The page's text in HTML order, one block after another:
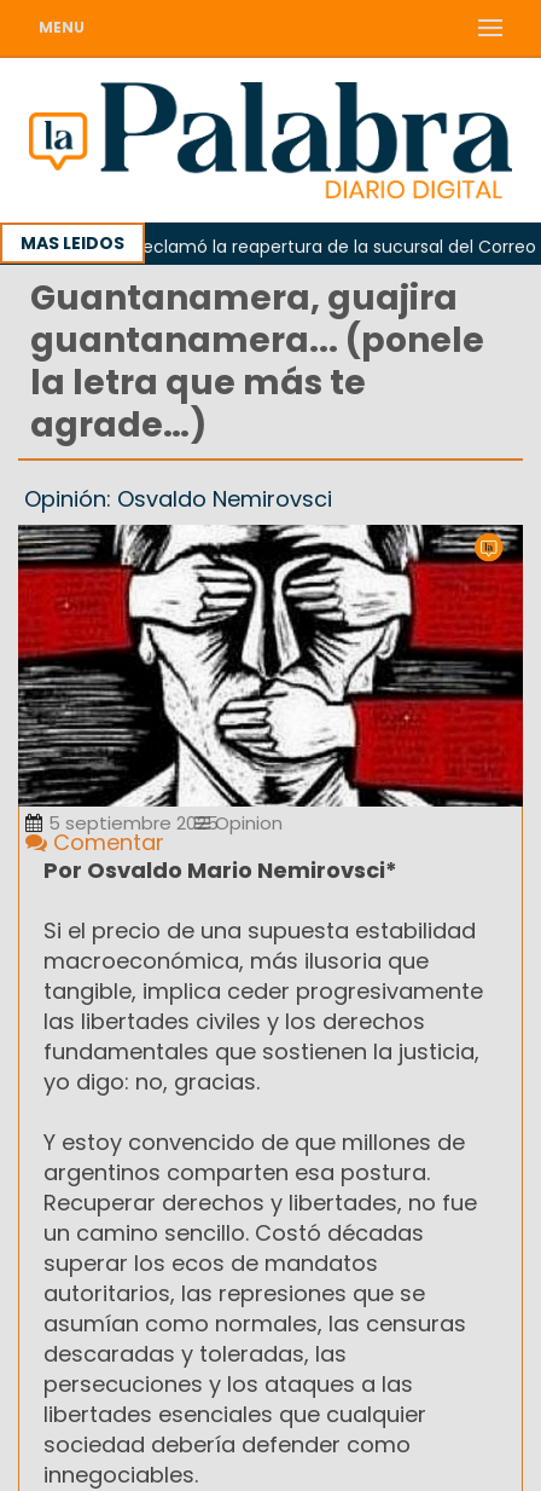
MENU
MAS LEIDOS
Odarda reclamó la reapertura de la sucursal del Correo
Guantanamera, guajira
guantanamera... (ponele
la letra que más te
agrade…)
Opinión: Osvaldo Nemirovsci
5 septiembre 2025Opinion
Comentar
Por Osvaldo Mario Nemirovsci*
Si el precio de una supuesta estabilidad
macroeconómica, más ilusoria que
tangible, implica ceder progresivamente
las libertades civiles y los derechos
fundamentales que sostienen la justicia,
yo digo: no, gracias.
Y estoy convencido de que millones de
argentinos comparten esa postura.
Recuperar derechos y libertades, no fue
un camino sencillo. Costó décadas
superar los ecos de mandatos
autoritarios, las represiones que se
asumían como normales, las censuras
descaradas y toleradas, las
persecuciones y los ataques a las
libertades esenciales que cualquier
sociedad debería defender como
innegociables.